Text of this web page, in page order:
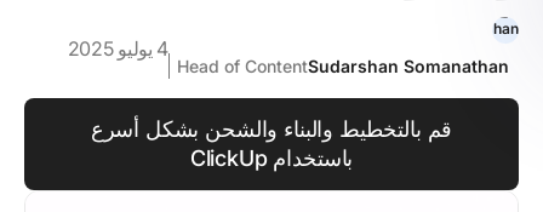
Sudarshan Somanathan
Head of Content
4 يوليو 2025
قم بالتخطيط والبناء والشحن بشكل أسرع
باستخدام ClickUp